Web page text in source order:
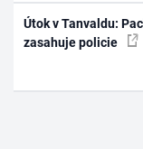
Útok v Tanvaldu:
zasahuje policie